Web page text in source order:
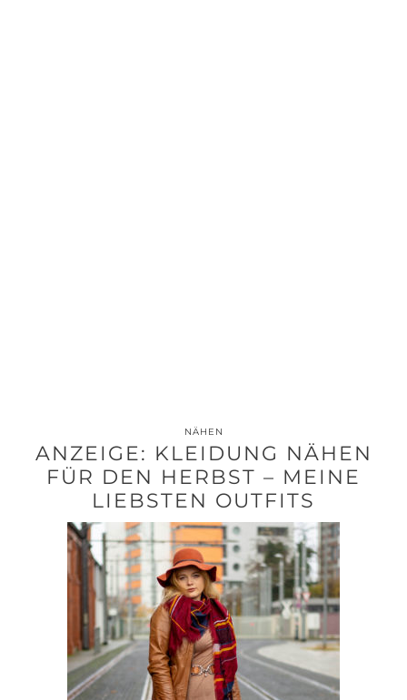
NÄHEN
ANZEIGE: KLEIDUNG NÄHEN
FÜR DEN HERBST – MEINE
LIEBSTEN OUTFITS